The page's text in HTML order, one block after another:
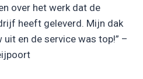
over het werk dat de
heeft geleverd. Mijn dak
en de service was top!” –